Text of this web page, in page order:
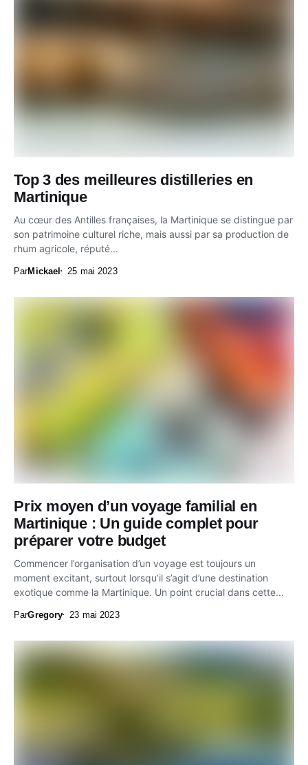
Top 3 des meilleures distilleries en
Martinique
Au cœur des Antilles françaises, la Martinique se distingue par
son patrimoine culturel riche, mais aussi par sa production de
rhum agricole, réputé...
ParMickael 25 mai 2023
Prix moyen d’un voyage familial en
Martinique : Un guide complet pour
préparer votre budget
Commencer l’organisation d’un voyage est toujours un
moment excitant, surtout lorsqu’il s’agit d’une destination
exotique comme la Martinique. Un point crucial dans cette...
ParGregory 23 mai 2023